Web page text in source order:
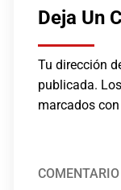
Deja Un
Tu dirección
publicada.
marcados